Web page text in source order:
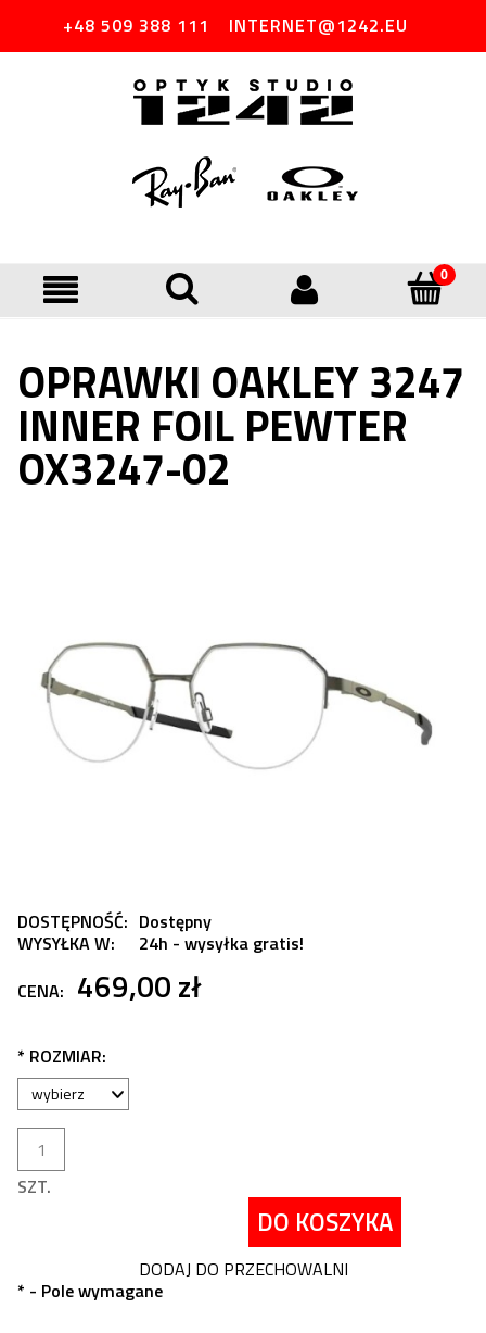
+48 509 388 111 INTERNET@1242.EU
OPRAWKI OAKLEY 3247
INNER FOIL PEWTER
OX3247-02
DOSTĘPNOŚĆ: Dostępny
WYSYŁKA W:
24h - wysyłka gratis!
CENA: 469,00 zł
* ROZMIAR:
SZT.
DO KOSZYKA
DODAJ DO PRZECHOWALNI
* - Pole wymagane